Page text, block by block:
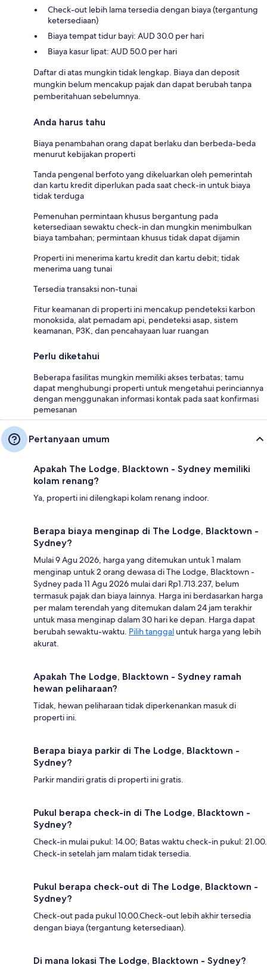
Check-out lebih lama tersedia dengan biaya (tergantung
ketersediaan)
Biaya tempat tidur bayi: AUD 30.0 per hari
Biaya kasur lipat: AUD 50.0 per hari
Daftar di atas mungkin tidak lengkap. Biaya dan deposit
mungkin belum mencakup pajak dan dapat berubah tanpa
pemberitahuan sebelumnya.
Anda harus tahu
Biaya penambahan orang dapat berlaku dan berbeda-beda
menurut kebijakan properti
Tanda pengenal berfoto yang dikeluarkan oleh pemerintah
dan kartu kredit diperlukan pada saat check-in untuk biaya
tidak terduga
Pemenuhan permintaan khusus bergantung pada
ketersediaan sewaktu check-in dan mungkin menimbulkan
biaya tambahan; permintaan khusus tidak dapat dijamin
Properti ini menerima kartu kredit dan kartu debit; tidak
menerima uang tunai
Tersedia transaksi non-tunai
Fitur keamanan di properti ini mencakup pendeteksi karbon
monoksida, alat pemadam api, pendeteksi asap, sistem
keamanan, P3K, dan pencahayaan luar ruangan
Perlu diketahui
Beberapa fasilitas mungkin memiliki akses terbatas; tamu
dapat menghubungi properti untuk mengetahui perinciannya
dengan menggunakan informasi kontak pada saat konfirmasi
pemesanan
Pertanyaan umum
Apakah The Lodge, Blacktown - Sydney memiliki
kolam renang?
Ya, properti ini dilengkapi kolam renang indoor.
Berapa biaya menginap di The Lodge, Blacktown -
Sydney?
Mulai 9 Agu 2026, harga yang ditemukan untuk 1 malam
menginap untuk 2 orang dewasa di The Lodge, Blacktown -
Sydney pada 11 Agu 2026 mulai dari Rp1.713.237, belum
termasuk pajak dan biaya lainnya. Harga ini berdasarkan harga
per malam terendah yang ditemukan dalam 24 jam terakhir
untuk masa menginap dalam 30 hari ke depan. Harga dapat
berubah sewaktu-waktu. Pilih tanggal untuk harga yang lebih
akurat.
Apakah The Lodge, Blacktown - Sydney ramah
hewan peliharaan?
Tidak, hewan peliharaan tidak diperkenankan masuk di
properti ini.
Berapa biaya parkir di The Lodge, Blacktown -
Sydney?
Parkir mandiri gratis di properti ini gratis.
Pukul berapa check-in di The Lodge, Blacktown -
Sydney?
Check-in mulai pukul: 14.00; Batas waktu check-in pukul: 21.00.
Check-in setelah jam malam tidak tersedia.
Pukul berapa check-out di The Lodge, Blacktown -
Sydney?
Check-out pada pukul 10.00.Check-out lebih akhir tersedia
dengan biaya (tergantung ketersediaan).
Di mana lokasi The Lodge, Blacktown - Sydney?